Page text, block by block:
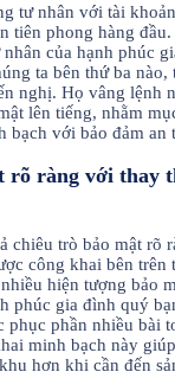
tư nhân với tài
tiên phong hàng
của hạnh phúc
ta bên thứ ba
nghị. Họ vâng lệnh
lên tiếng, nhằm
bạch với bảo đảm an
rõ ràng với thay
chiêu trò bảo mật rõ
công khai bên trên
hiện tượng bảo
phúc gia đình quý
phục phần nhiều bài
minh bạch này
hơn khi cần đến